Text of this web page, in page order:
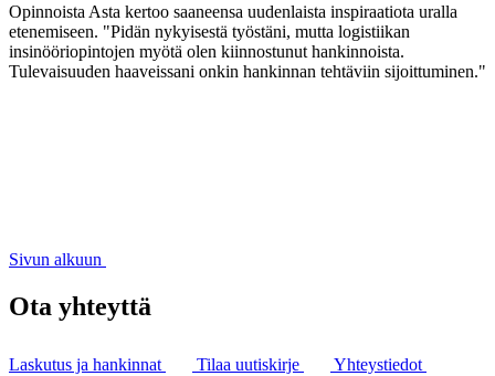
Opinnoista Asta kertoo saaneensa uudenlaista inspiraatiota uralla
etenemiseen. "Pidän nykyisestä työstäni, mutta logistiikan
insinööriopintojen myötä olen kiinnostunut hankinnoista.
Tulevaisuuden haaveissani onkin hankinnan tehtäviin sijoittuminen."
Sivun alkuun
Ota yhteyttä
Laskutus ja hankinnat Tilaa uutiskirje Yhteystiedot